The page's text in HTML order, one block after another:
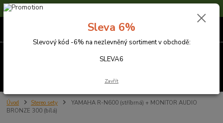
Sleva 6% na nezlevněné zboží s kódem SLEVA6
Úvod Stereo sety
YAMAHA R-N600 (stříbrná) + MONITOR AUDIO
BRONZE 300 (bílá)
Sleva 6%
Slevový kód -6% na nezlevněný sortiment v obchodě:
SLEVA6
Zavřít